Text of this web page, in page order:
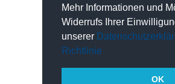
Mehr Informationen und
Widerrufs Ihrer
unserer
Richtlinie
OK